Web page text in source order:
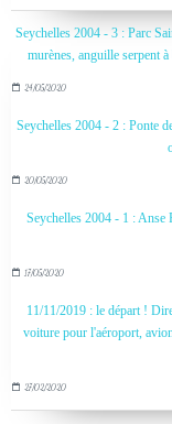
Seychelles 2004 - 3 : Parc
murènes, anguille serpent
24/05/2020
Seychelles 2004 - 2 : Ponte
20/05/2020
Seychelles 2004 - 1 : Anse
17/05/2020
11/11/2019 : le départ !
voiture pour l'aéroport,
27/02/2020